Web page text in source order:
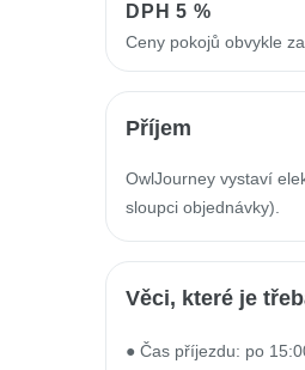
DPH5 %
Ceny pokojů obvykle
Příjem
OwlJourney vystaví
sloupci objednávky).
Věci, které je
● Čas příjezdu: po